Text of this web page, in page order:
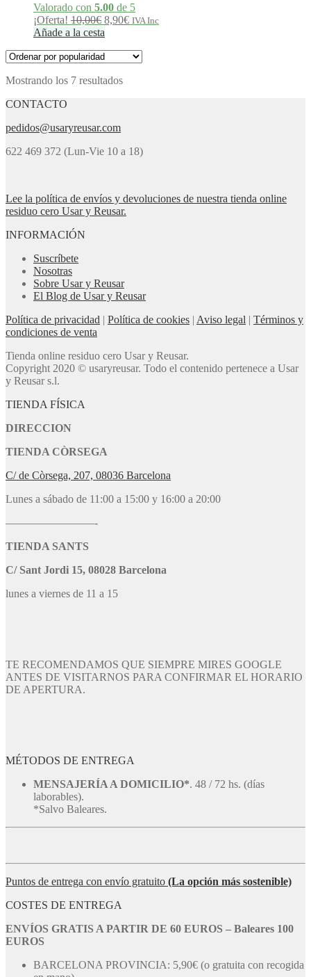
Valorado con 5.00 de 5
¡Oferta! 10,00€ El
precio
era:
8,90€El
es:
IVA Inc
Añade a la cesta
Mostrando los 7 resultadosOrdenado
CONTACTO
pedidos@usaryreusar.com
622 469 372 (Lun-Vie 10 a 18)
Lee la política de envíos y devoluciones de nuestra tienda online
residuo cero Usar y Reusar.
INFORMACIÓN
Suscríbete
Nosotras
Sobre Usar y Reusar
El Blog de Usar y Reusar
Política de privacidad | Política de cookies | Aviso legal | Términos y
condiciones de venta
Tienda online residuo cero Usar y Reusar.
Copyright 2020 © usaryreusar. Todo el contenido pertenece a Usar
y Reusar s.l.
TIENDA FÍSICA
DIRECCION
TIENDA CÒRSEGA
C/ de Còrsega, 207, 08036 Barcelona
Lunes a sábado de 11:00 a 15:00 y 16:00 a 20:00
————————-
TIENDA SANTS
C/ Sant Jordi 15, 08028 Barcelona
lunes a viernes de 11 a 15
TE RECOMENDAMOS QUE SIEMPRE MIRES GOOGLE
ANTES DE VISITARNOS PARA CONFIRMAR EL HORARIO
DE APERTURA.
MÉTODOS DE ENTREGA
MENSAJERÍA A DOMICILIO*. 48 / 72 hs. (días
laborables).
*Salvo Baleares.
Puntos de entrega con envío gratuito (La opción más sostenible)
COSTES DE ENTREGA
ENVÍOS GRATIS A PARTIR DE 60 EUROS – Baleares 100
EUROS
BARCELONA PROVINCIA: 5,90€ (o gratuita con recogida